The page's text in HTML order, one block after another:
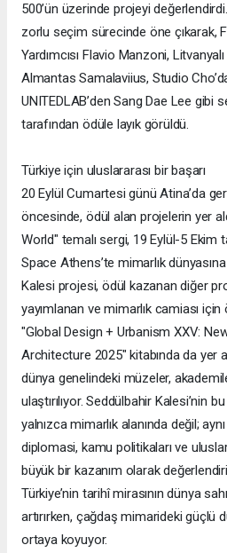
500’ün üzerinde projeyi
zorlu seçim sürecinde öne çıkarak,
Yardımcısı Flavio Manzoni,
Almantas Samalaviius, Studio
UNITEDLAB’den Sang Dae Lee gibi
tarafından ödüle layık görüldü.
Türkiye için uluslararası bir başarı
20 Eylül Cumartesi günü Atina’da
öncesinde, ödül alan projelerin yer
World" temalı sergi, 19 Eylül-5
Space Athens’te mimarlık
Kalesi projesi, ödül kazanan diğer
yayımlanan ve mimarlık camiası
"Global Design + Urbanism XXV:
Architecture 2025" kitabında da yer
dünya genelindeki müzeler,
ulaştırılıyor. Seddülbahir Kalesi’nin
yalnızca mimarlık alanında değil;
diplomasi, kamu politikaları ve
büyük bir kazanım olarak
Türkiye’nin tarihî mirasının dünya
artırırken, çağdaş mimarideki güçlü
ortaya koyuyor.